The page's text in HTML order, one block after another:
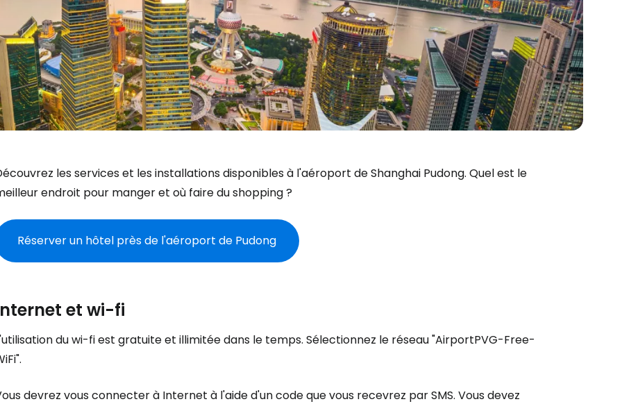
les services et les installations disponibles à l'aéroport de Shanghai Pudong. Quel est le
endroit pour manger et où faire du shopping ?
Réserver un hôtel près de l'aéroport de Pudong
et wi-fi
du wi-fi est gratuite et illimitée dans le temps. Sélectionnez le réseau "AirportPVG-Free-
devrez vous connecter à Internet à l'aide d'un code que vous recevrez par SMS. Vous devez